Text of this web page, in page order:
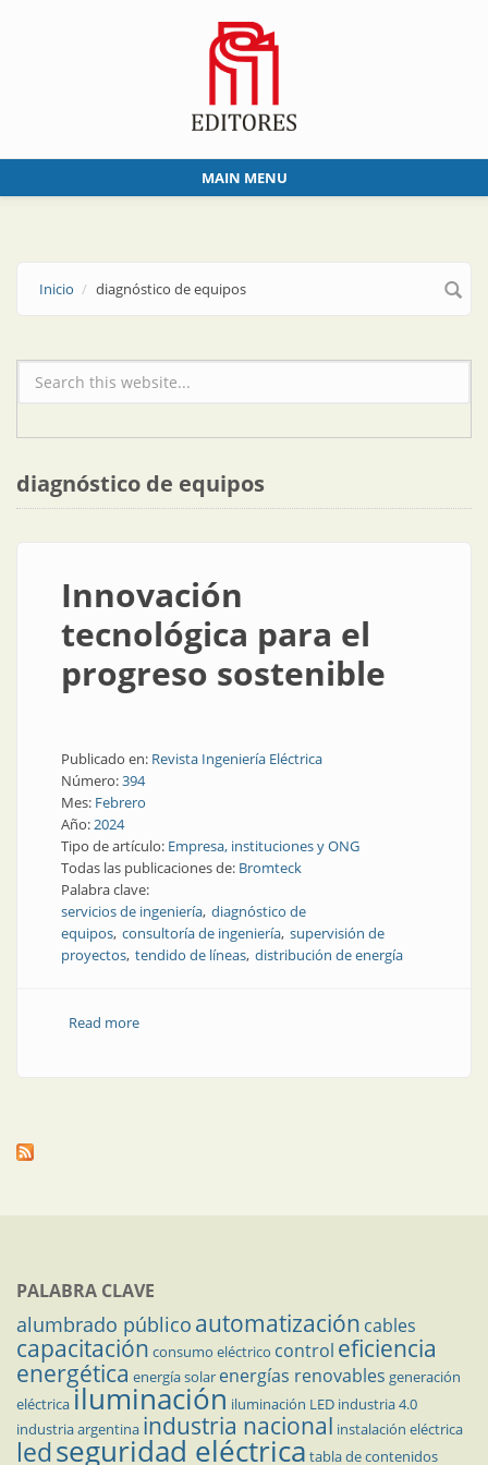
MAIN MENU
Inicio diagnóstico de equipos
Formulario de búsqueda
diagnóstico de equipos
Innovación
tecnológica para el
progreso sostenible
Publicado en: Revista Ingeniería Eléctrica
Número:394
Mes: Febrero
Año:2024
Tipo de artículo: Empresa, instituciones y ONG
Todas las publicaciones de: Bromteck
Palabra clave:
servicios de ingeniería diagnóstico de
equipos consultoría de ingeniería supervisión de
proyectos tendido de líneas distribución de energía
Read moreabout Innovación tecnológica para el progreso
PALABRA CLAVE
alumbrado público automatización cables
capacitación consumo eléctrico control eficiencia
energética energía solar energías renovables generación
eléctricailuminación iluminación LED industria 4.0
industria argentina industria nacional instalación eléctrica
ledseguridad eléctrica tabla de contenidos